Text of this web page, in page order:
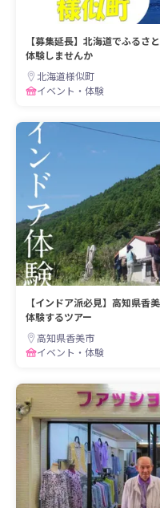
【募集延長】北海道でふるさ
体験しませんか
北海道様似町
イベント・体験
【インドア派必見】高知県香
体験するツアー
高知県香美市
イベント・体験